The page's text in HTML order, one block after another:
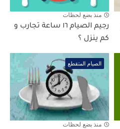
منذ بضع لحظات
رجيم الصيام ١٦ ساعة تجارب و
كم ينزل ؟
الصيام المتقطع
منذ بضع لحظات